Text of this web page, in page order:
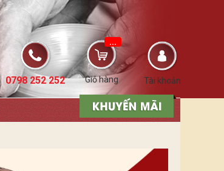
Tài khoản
Giỏ hàng
...
0798 252 252